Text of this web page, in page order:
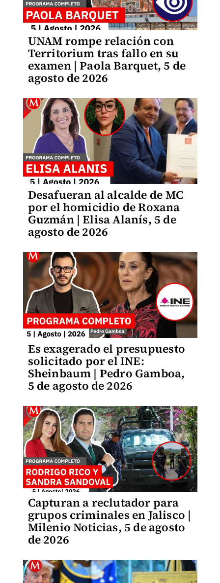
UNAM rompe relación con
Territorium tras fallo en su
examen | Paola Barquet, 5 de
agosto de 2026
Desafueran al alcalde de MC
por el homicidio de Roxana
Guzmán | Elisa Alanís, 5 de
agosto de 2026
Es exagerado el presupuesto
solicitado por el INE:
Sheinbaum | Pedro Gamboa,
5 de agosto de 2026
Capturan a reclutador para
grupos criminales en Jalisco |
Milenio Noticias, 5 de agosto
de 2026